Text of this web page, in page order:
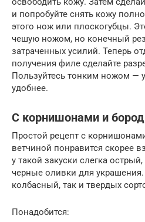
и попробуйте снять кожу
этого нож или плоскогубцы.
чешую ножом, но конечный
затраченных усилий. Теперь
получения филе сделайте
Пользуйтесь тонким ножом —
удобнее.
С корнишонами и
Простой рецепт с
ветчиной понравится скорее
у такой закуски слегка
черные оливки для
колбасный, так и твердых
Понадобится: